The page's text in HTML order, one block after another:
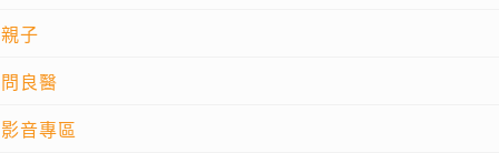
親子
問良醫
影音專區